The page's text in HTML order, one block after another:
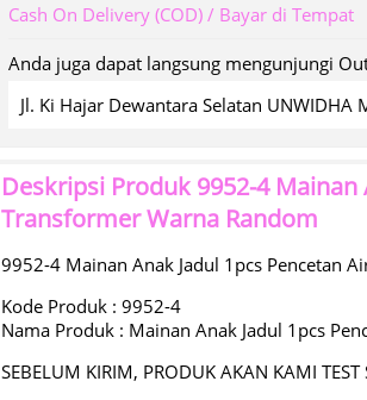
Cash On Delivery (COD) / Bayar di Tempat
Anda juga dapat langsung mengunjungi
Jl. Ki Hajar Dewantara Selatan UNWIDHA
Deskripsi Produk 9952-4
Transformer Warna Random
9952-4 Mainan Anak Jadul 1pcs Pencetan
Kode Produk : 9952-4
Nama Produk : Mainan Anak Jadul 1pcs
SEBELUM KIRIM, PRODUK AKAN KAMI